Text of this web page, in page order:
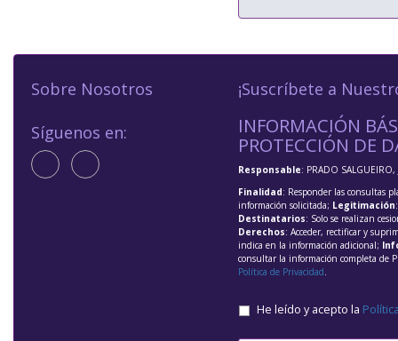
Sobre Nosotros
Síguenos en:
¡Suscríbete a
INFORMACIÓN
PROTECCIÓN DE
Responsable: PRADO SALGUEIRO,
Finalidad: Responder las consultas
información solicitada; Legitimación
Destinatarios: Solo se realizan
Derechos: Acceder, rectificar y
indica en la información adicional;
consultar la información completa de
Política de Privacidad.
He leído y acepto la